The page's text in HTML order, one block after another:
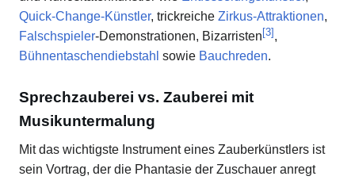
Quick-Change-Künstler, trickreiche Zirkus-Attraktionen,
Falschspieler-Demonstrationen, Bizarristen[3],
Bühnentaschendiebstahl sowie Bauchreden.
Sprechzauberei vs. Zauberei mit
Musikuntermalung
Mit das wichtigste Instrument eines Zauberkünstlers ist
sein Vortrag, der die Phantasie der Zuschauer anregt